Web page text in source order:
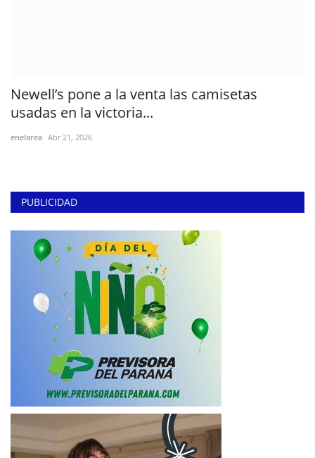
Newell’s pone a la venta las camisetas
usadas en la victoria...
enelarea Abr 21, 2026
PUBLICIDAD